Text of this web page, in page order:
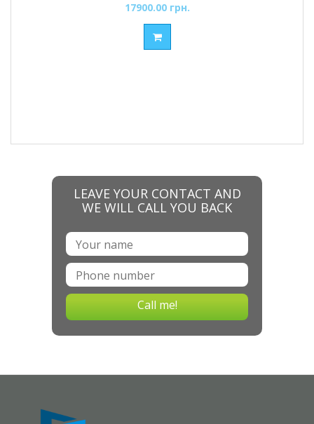
17900.00 грн.
LEAVE YOUR CONTACT AND
WE WILL CALL YOU BACK
Call me!